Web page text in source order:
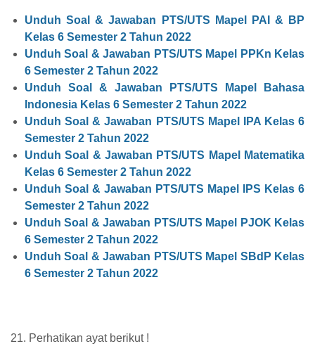
Unduh Soal & Jawaban PTS/UTS Mapel PAI & BP
Kelas 6 Semester 2 Tahun 2022
Unduh Soal & Jawaban PTS/UTS Mapel PPKn Kelas
6 Semester 2 Tahun 2022
Unduh Soal & Jawaban PTS/UTS Mapel Bahasa
Indonesia Kelas 6 Semester 2 Tahun 2022
Unduh Soal & Jawaban PTS/UTS Mapel IPA Kelas 6
Semester 2 Tahun 2022
Unduh Soal & Jawaban PTS/UTS Mapel Matematika
Kelas 6 Semester 2 Tahun 2022
Unduh Soal & Jawaban PTS/UTS Mapel IPS Kelas 6
Semester 2 Tahun 2022
Unduh Soal & Jawaban PTS/UTS Mapel PJOK Kelas
6 Semester 2 Tahun 2022
Unduh Soal & Jawaban PTS/UTS Mapel SBdP Kelas
6 Semester 2 Tahun 2022
21. Perhatikan ayat berikut !